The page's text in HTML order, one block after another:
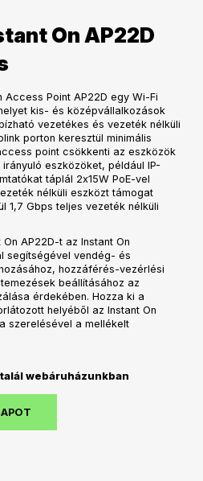
On AP22D
Access Point AP22D egy Wi-Fi
kis- és középvállalkozások
vezetékes és vezeték nélküli
porton keresztül minimális
point csökkenti az eszközök
eszközöket, például IP-
táplál 2x15W PoE-vel
nélküli eszközt támogat
1,7 Gbps teljes vezeték nélküli
AP22D-t az Instant On
segítségével vendég- és
hozzáférés-vezérlési
beállításához az
érdekében. Hozza ki a
helyéből az Instant On
szerelésével a mellékelt
webáruházunkban